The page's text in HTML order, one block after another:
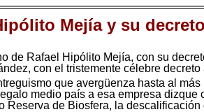
Mejía y su
de Rafael Hipólito Mejía, con su
con el tristemente célebre
que avergüenza hasta al
medio país a esa empresa
Reserva de Biosfera, la